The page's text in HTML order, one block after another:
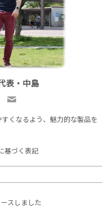
表・中島
くなるよう、魅力的な製品を
基づく表記
スしました